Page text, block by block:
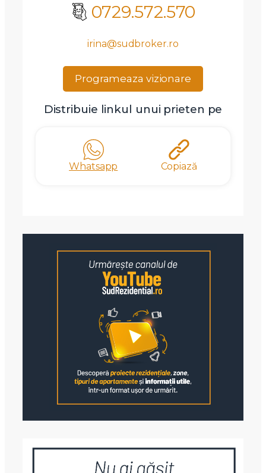
0729.572.570
irina@sudbroker.ro
Programeaza vizionare
Distribuie linkul unui prieten pe
Whatsapp Copiază